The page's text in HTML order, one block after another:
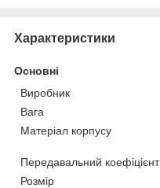
Характеристики
Основні
Виробник
Вага
Матеріал корпусу
Передавальний коефіцієнт
Розмір